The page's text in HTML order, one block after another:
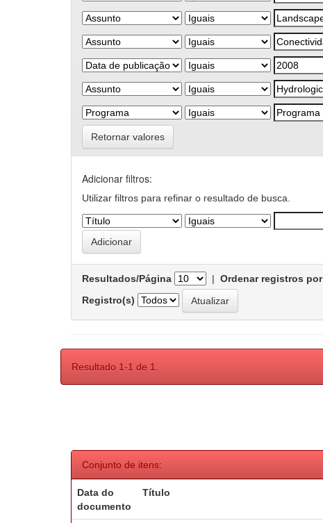
Retornar valores
Adicionar filtros:
Utilizar filtros para refinar o resultado de busca.
Resultados/Página | Ordenar registros por
Registro(s)
Resultado 1-1 de 1.
Conjunto de itens:
Data do
documento
Título